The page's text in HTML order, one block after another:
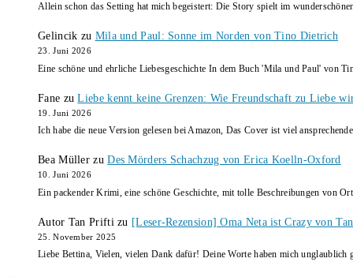
Allein schon das Setting hat mich begeistert: Die Story spielt im
Gelincik zu Mila und Paul: Sonne im Norden von Tino Dietrich
23. Juni 2026
Eine schöne und ehrliche Liebesgeschichte In dem Buch 'Mila und Paul' von
Fane zuLiebe kennt keine Grenzen: Wie Freundschaft zu Liebe
19. Juni 2026
Ich habe die neue Version gelesen bei Amazon, Das Cover ist viel
Bea Müller zuDes Mörders Schachzug von Erica Koelln-Oxford
10. Juni 2026
Ein packender Krimi, eine schöne Geschichte, mit tolle Beschreibungen von
Autor Tan Prifti zu [Leser-Rezension] Oma Neta ist Crazy von
25. November 2025
Liebe Bettina, Vielen, vielen Dank dafür! Deine Worte haben mich unglaublich